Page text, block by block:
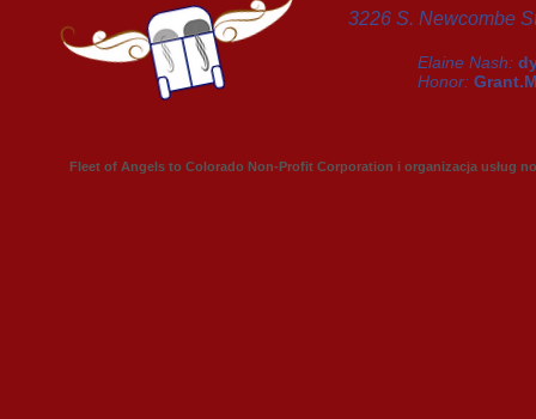
3226 S. Newcombe
Elaine Nash:
Honor:
Fleet of Angels to Colorado Non-Profit Corporation i organizacja